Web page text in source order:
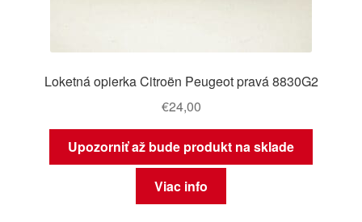
Loketná opierka Citroën Peugeot pravá 8830G2
€24,00
Upozorniť až bude produkt na sklade
Viac info